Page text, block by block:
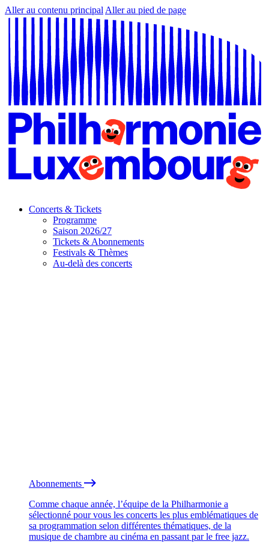
Aller au contenu principal Aller au pied de page
Concerts & Tickets
Programme
Saison 2026/27
Tickets & Abonnements
Festivals & Thèmes
Au-delà des concerts
Abonnements
Comme chaque année, l’équipe de la Philharmonie a
sélectionné pour vous les concerts les plus emblématiques de
sa programmation selon différentes thématiques, de la
musique de chambre au cinéma en passant par le free jazz.